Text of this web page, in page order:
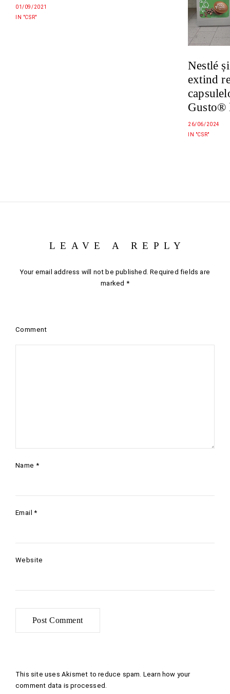
01/09/2021
IN "CSR"
Nestlé
extind
Gusto®
26/06/2024
IN "CSR"
LEAVE A REPLY
Your email address will not be published. Required fields are
marked *
Comment
Name *
Email*
Website
This site uses Akismet to reduce spam. Learn how your
comment data is processed